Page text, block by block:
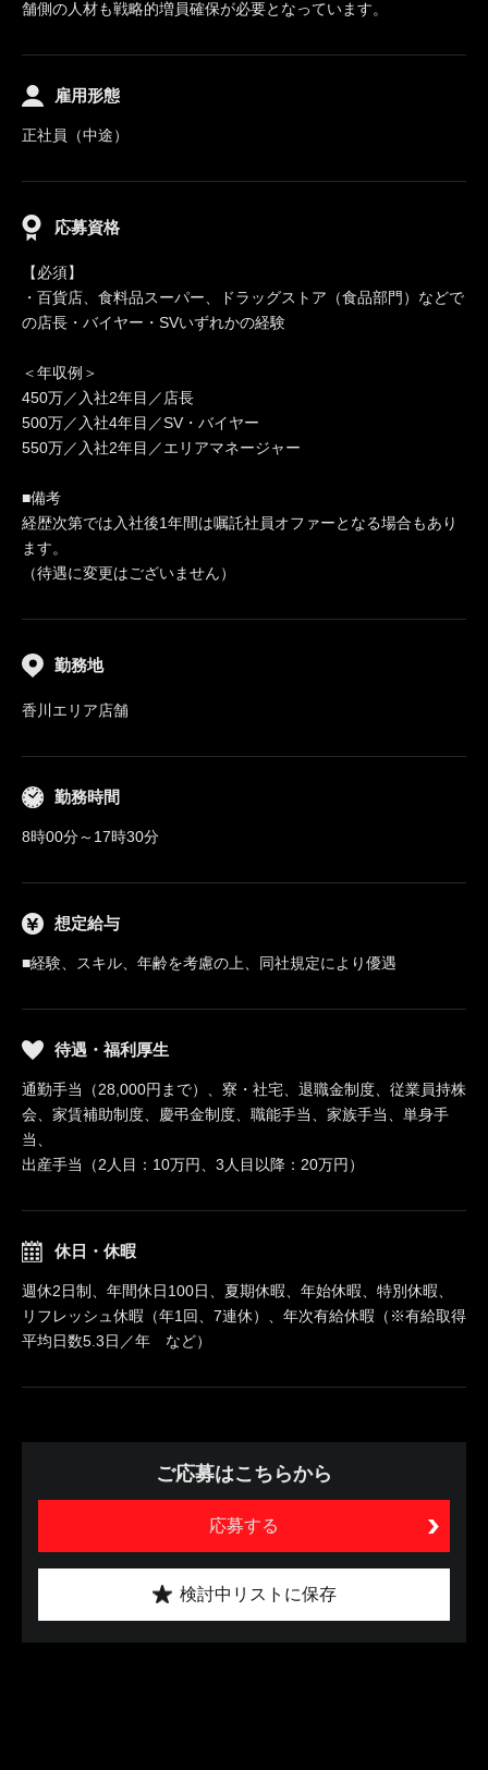
舗側の人材も戦略的増員確保が必要となっています。
雇用形態
正社員（中途）
応募資格
【必須】
・百貨店、食料品スーパー、ドラッグストア（食品部門）などで
の店長・バイヤー・SVいずれかの経験
＜年収例＞
450万／入社2年目／店長
500万／入社4年目／SV・バイヤー
550万／入社2年目／エリアマネージャー
■備考
経歴次第では入社後1年間は嘱託社員オファーとなる場合もあり
ます。
（待遇に変更はございません）
勤務地
香川エリア店舗
勤務時間
8時00分～17時30分
想定給与
■経験、スキル、年齢を考慮の上、同社規定により優遇
待遇・福利厚生
通勤手当（28,000円まで）、寮・社宅、退職金制度、従業員持株
会、家賃補助制度、慶弔金制度、職能手当、家族手当、単身手
当、
出産手当（2人目：10万円、3人目以降：20万円）
休日・休暇
週休2日制、年間休日100日、夏期休暇、年始休暇、特別休暇、
リフレッシュ休暇（年1回、7連休）、年次有給休暇（※有給取得
平均日数5.3日／年 など）
ご応募はこちらから
応募する
検討中リストに保存